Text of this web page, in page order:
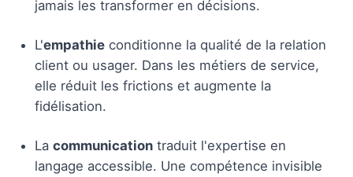
jamais les transformer en décisions.
L'empathie conditionne la qualité de la relation
client ou usager. Dans les métiers de service,
elle réduit les frictions et augmente la
fidélisation.
La communication traduit l'expertise en
langage accessible. Une compétence invisible